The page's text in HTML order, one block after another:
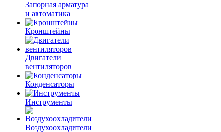
Запорная арматура
и автоматика
Кронштейны
Двигатели
вентиляторов
Конденсаторы
Инструменты
Воздухоохладители